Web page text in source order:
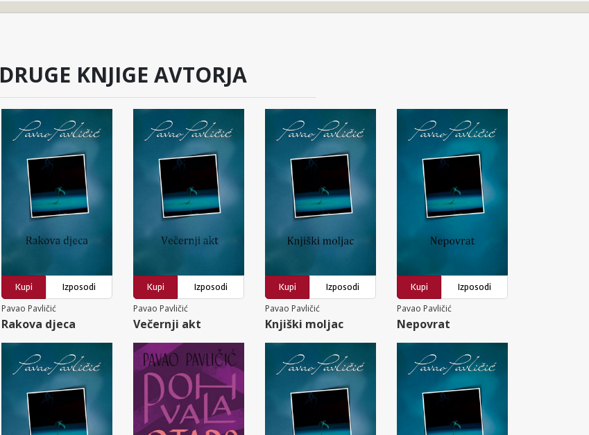
DRUGE KNJIGE AVTORJA
Kupi
Izposodi
Pavao Pavličić
Rakova djeca
Kupi
Izposodi
Pavao Pavličić
Večernji akt
Kupi
Izposodi
Pavao Pavličić
Knjiški moljac
Kupi
Izposodi
Pavao Pavličić
Nepovrat